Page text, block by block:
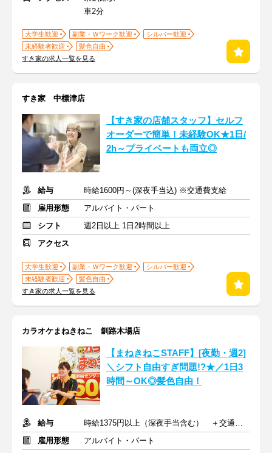
車2分
大学生歓迎 副業・Ｗワーク歓迎
シルバー歓迎
未経験者歓迎
髪色自由
すき家の求人一覧を見る
すき家 中標津店
【すき家の店舗スタッフ】セルフ
オーダーで簡単！未経験OK★1日/
2h～プライベートも両立◎
給与
時給1600円～(深夜手当込) ※交通費支給
雇用形態
アルバイト・パート
シフト
週2日以上 1日2時間以上
アクセス
大学生歓迎 副業・Ｗワーク歓迎
シルバー歓迎
未経験者歓迎
髪色自由
すき家の求人一覧を見る
カラオケまねきねこ 釧路木場店
【まねきねこSTAFF】[夜勤・週2]
＼シフト自由すぎ問題!?★／1日3
時間～OK◎髪色自由！
給与
時給1375円以上（深夜手当含む） ＋交通費支給
雇用形態
アルバイト・パート